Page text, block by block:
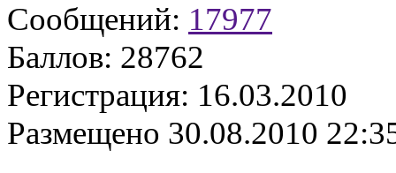
Сообщений: 17977
Баллов: 28762
Регистрация: 16.03.2010
Размещено 30.08.2010